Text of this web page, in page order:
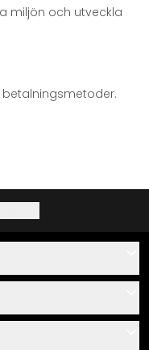
miljön och utveckla